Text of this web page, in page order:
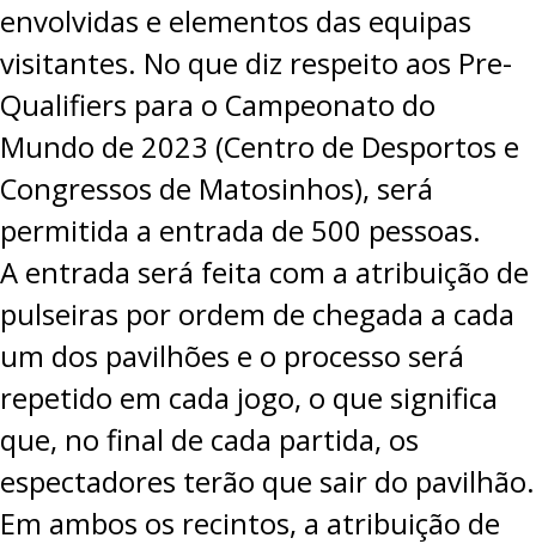
envolvidas e elementos das equipas
visitantes. No que diz respeito aos Pre-
Qualifiers para o Campeonato do
Mundo de 2023 (Centro de Desportos e
Congressos de Matosinhos), será
permitida a entrada de 500 pessoas.
A entrada será feita com a atribuição de
pulseiras por ordem de chegada a cada
um dos pavilhões e o processo será
repetido em cada jogo, o que significa
que, no final de cada partida, os
espectadores terão que sair do pavilhão.
Em ambos os recintos, a atribuição de